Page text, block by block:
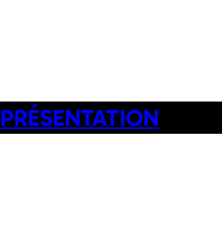
PRÉSENTATION